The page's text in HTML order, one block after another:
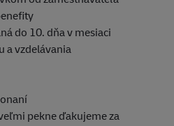
do 10. dňa v mesiaci
a vzdelávania
pekne ďakujeme za